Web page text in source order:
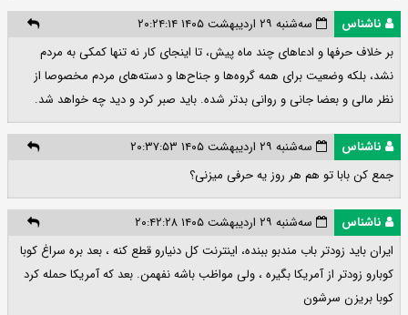
ناشناس
سه‌شنبه ۲۹ اردیبهشت ۱۴۰۵ ۲۰:۲۴:۱۴
بر خلاف حرفها و ادعاهای چند ماه پیش، تا اینجای کار نه تنها کمکی به مردم
نشد، بلکه وضعیت برای همه گروه‌ها و جناح‌ها و دسته‌های مردم مخصوصا از
نظر مالی و بعضا جانی و روانی بدتر شده. باید صبر کرد و دید چه خواهد شد.
ناشناس
سه‌شنبه ۲۹ اردیبهشت ۱۴۰۵ ۲۰:۳۷:۵۳
جمع کن بابا تو هم هر روز یه حرفی میزنی؟
ناشناس
سه‌شنبه ۲۹ اردیبهشت ۱۴۰۵ ۲۰:۴۲:۲۸
ایران باید زودتر باب مندبو ببنده، اینترنت کل دنیارو قطع کنه ، بعد بره سراغ کوبا
کوبارو زودتر از آمریکا بگیره ، ولی مواظب باشه نفهمن. بعد که آمریکا حمله کرد
کوبا بریزن سرشون